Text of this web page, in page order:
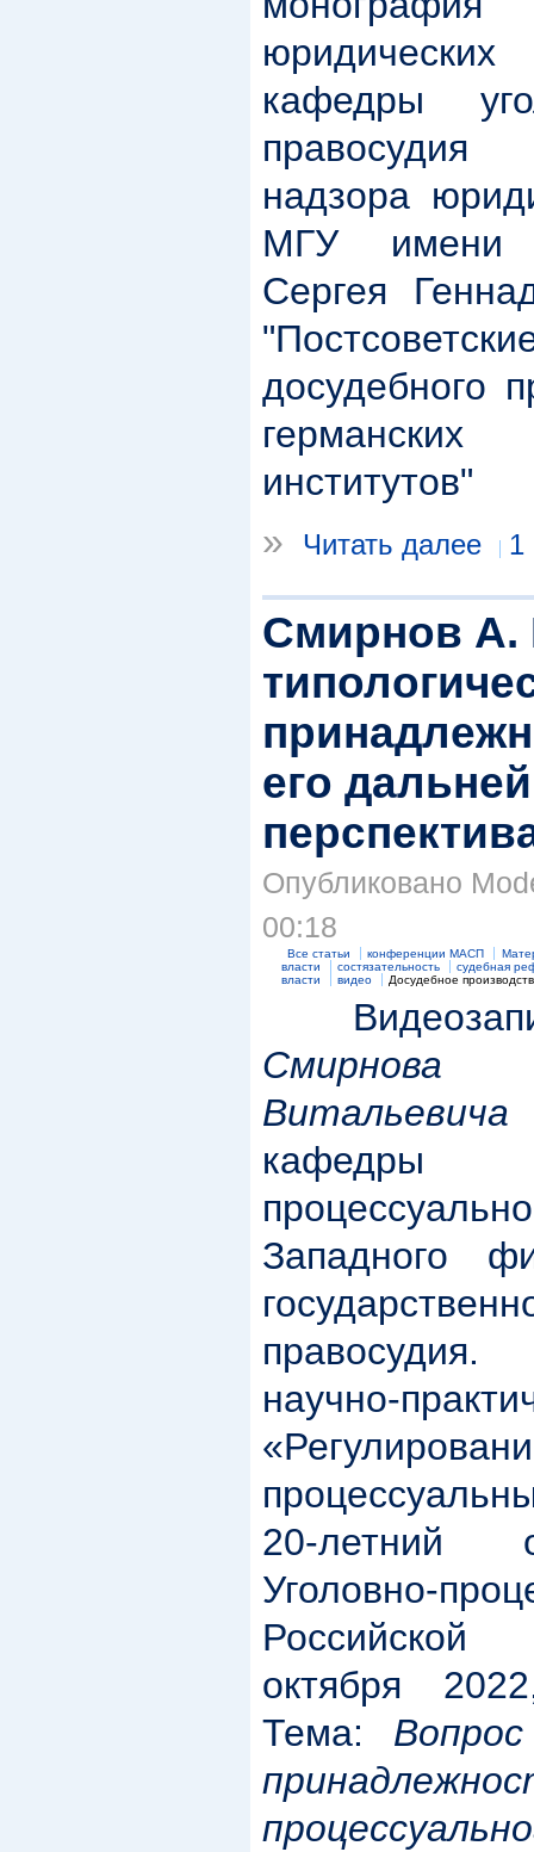
кафедры
надзора
МГУ имени
Сергея
досудебного
институтов"
»
Читать далее 1
Смирнов А.
его
Опубликовано
00:18
Все статьи конференции МАСП
власти
состязательность
судебная
власти
видео Досудебное
Витальевича
Западного
научно-
20-летний
Уголовно-
октября
Тема: